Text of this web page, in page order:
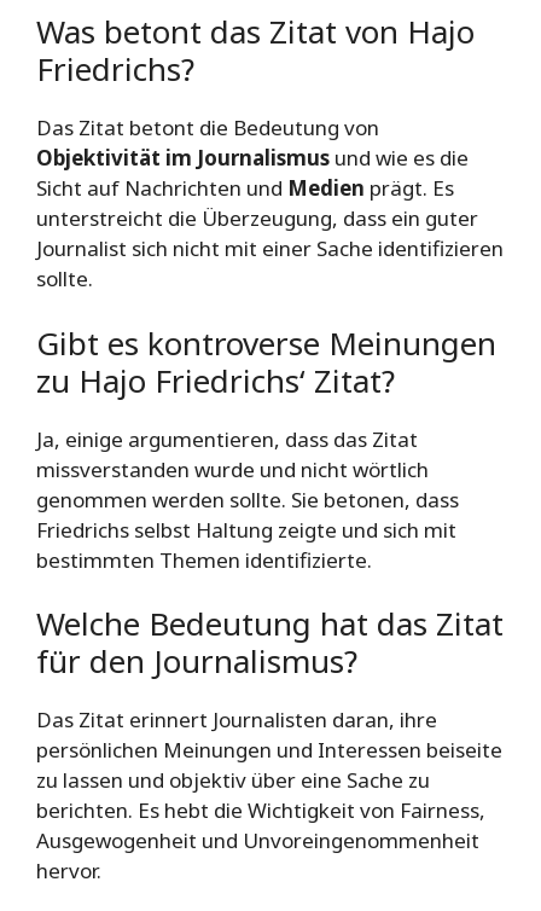
Was betont das Zitat von Hajo
Friedrichs?
Das Zitat betont die Bedeutung von
Objektivität im Journalismus und wie es die
Sicht auf Nachrichten und Medien prägt. Es
unterstreicht die Überzeugung, dass ein guter
Journalist sich nicht mit einer Sache identifizieren
sollte.
Gibt es kontroverse Meinungen
zu Hajo Friedrichs‘ Zitat?
Ja, einige argumentieren, dass das Zitat
missverstanden wurde und nicht wörtlich
genommen werden sollte. Sie betonen, dass
Friedrichs selbst Haltung zeigte und sich mit
bestimmten Themen identifizierte.
Welche Bedeutung hat das Zitat
für den Journalismus?
Das Zitat erinnert Journalisten daran, ihre
persönlichen Meinungen und Interessen beiseite
zu lassen und objektiv über eine Sache zu
berichten. Es hebt die Wichtigkeit von Fairness,
Ausgewogenheit und Unvoreingenommenheit
hervor.